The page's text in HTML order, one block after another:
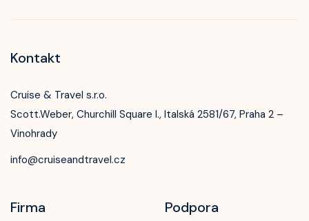
Kontakt
Cruise & Travel s.r.o.
Scott.Weber, Churchill Square I., Italská 2581/67, Praha 2 –
Vinohrady
info@cruiseandtravel.cz
Firma Podpora